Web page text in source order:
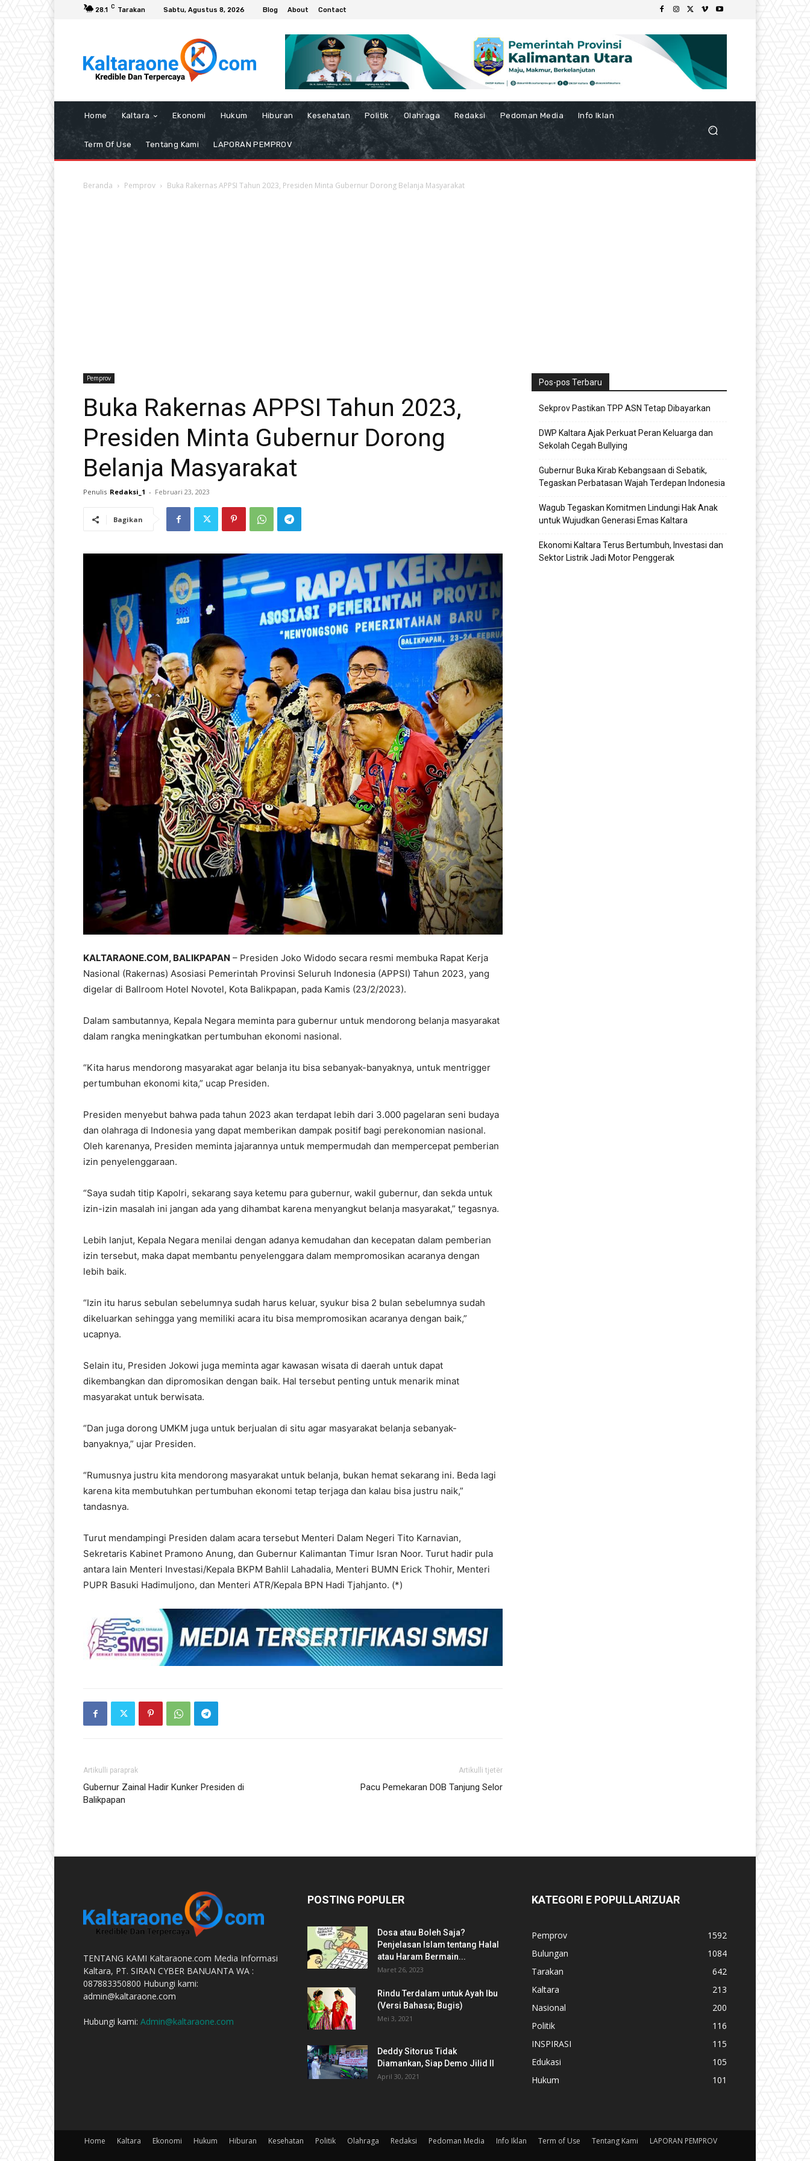
28.1 C Tarakan Sabtu, Agustus 8, 2026 Blog About Contact
Home Kaltara Ekonomi Hukum Hiburan Kesehatan Politik Olahraga Redaksi Pedoman Media Info Iklan
Term Of Use Tentang Kami LAPORAN PEMPROV
Beranda Pemprov Buka Rakernas APPSI Tahun 2023, Presiden Minta Gubernur Dorong Belanja Masyarakat
Pemprov
Buka Rakernas APPSI Tahun 2023,
Presiden Minta Gubernur Dorong
Belanja Masyarakat
Penulis Redaksi_1 - Februari 23, 2023
Bagikan
KALTARAONE.COM, BALIKPAPAN – Presiden Joko Widodo secara resmi membuka Rapat Kerja
Nasional (Rakernas) Asosiasi Pemerintah Provinsi Seluruh Indonesia (APPSI) Tahun 2023, yang
digelar di Ballroom Hotel Novotel, Kota Balikpapan, pada Kamis (23/2/2023).
Dalam sambutannya, Kepala Negara meminta para gubernur untuk mendorong belanja masyarakat
dalam rangka meningkatkan pertumbuhan ekonomi nasional.
“Kita harus mendorong masyarakat agar belanja itu bisa sebanyak-banyaknya, untuk mentrigger
pertumbuhan ekonomi kita,” ucap Presiden.
Presiden menyebut bahwa pada tahun 2023 akan terdapat lebih dari 3.000 pagelaran seni budaya
dan olahraga di Indonesia yang dapat memberikan dampak positif bagi perekonomian nasional.
Oleh karenanya, Presiden meminta jajarannya untuk mempermudah dan mempercepat pemberian
izin penyelenggaraan.
“Saya sudah titip Kapolri, sekarang saya ketemu para gubernur, wakil gubernur, dan sekda untuk
izin-izin masalah ini jangan ada yang dihambat karena menyangkut belanja masyarakat,” tegasnya.
Lebih lanjut, Kepala Negara menilai dengan adanya kemudahan dan kecepatan dalam pemberian
izin tersebut, maka dapat membantu penyelenggara dalam mempromosikan acaranya dengan
lebih baik.
“Izin itu harus sebulan sebelumnya sudah harus keluar, syukur bisa 2 bulan sebelumnya sudah
dikeluarkan sehingga yang memiliki acara itu bisa mempromosikan acaranya dengan baik,”
ucapnya.
Selain itu, Presiden Jokowi juga meminta agar kawasan wisata di daerah untuk dapat
dikembangkan dan dipromosikan dengan baik. Hal tersebut penting untuk menarik minat
masyarakat untuk berwisata.
“Dan juga dorong UMKM juga untuk berjualan di situ agar masyarakat belanja sebanyak-
banyaknya,” ujar Presiden.
“Rumusnya justru kita mendorong masyarakat untuk belanja, bukan hemat sekarang ini. Beda lagi
karena kita membutuhkan pertumbuhan ekonomi tetap terjaga dan kalau bisa justru naik,”
tandasnya.
Turut mendampingi Presiden dalam acara tersebut Menteri Dalam Negeri Tito Karnavian,
Sekretaris Kabinet Pramono Anung, dan Gubernur Kalimantan Timur Isran Noor. Turut hadir pula
antara lain Menteri Investasi/Kepala BKPM Bahlil Lahadalia, Menteri BUMN Erick Thohir, Menteri
PUPR Basuki Hadimuljono, dan Menteri ATR/Kepala BPN Hadi Tjahjanto. (*)
Artikulli paraprak
Gubernur Zainal Hadir Kunker Presiden di
Balikpapan
Artikulli tjetër
Pacu Pemekaran DOB Tanjung Selor
Pos-pos Terbaru
Sekprov Pastikan TPP ASN Tetap Dibayarkan
DWP Kaltara Ajak Perkuat Peran Keluarga dan
Sekolah Cegah Bullying
Gubernur Buka Kirab Kebangsaan di Sebatik,
Tegaskan Perbatasan Wajah Terdepan Indonesia
Wagub Tegaskan Komitmen Lindungi Hak Anak
untuk Wujudkan Generasi Emas Kaltara
Ekonomi Kaltara Terus Bertumbuh, Investasi dan
Sektor Listrik Jadi Motor Penggerak
TENTANG KAMI Kaltaraone.com Media Informasi
Kaltara, PT. SIRAN CYBER BANUANTA WA :
087883350800 Hubungi kami:
admin@kaltaraone.com
Hubungi kami: Admin@kaltaraone.com
POSTING POPULER
Dosa atau Boleh Saja?
Penjelasan Islam tentang Halal
atau Haram Bermain...
Maret 26, 2023
Rindu Terdalam untuk Ayah Ibu
(Versi Bahasa; Bugis)
Mei 3, 2021
Deddy Sitorus Tidak
Diamankan, Siap Demo Jilid II
April 30, 2021
KATEGORI E POPULLARIZUAR
Pemprov
1592
Bulungan
1084
Tarakan
642
Kaltara
213
Nasional
200
Politik
116
INSPIRASI
115
Edukasi
105
Hukum
101
Home Kaltara Ekonomi Hukum Hiburan Kesehatan Politik Olahraga Redaksi Pedoman Media Info Iklan Term of Use Tentang Kami LAPORAN PEMPROV